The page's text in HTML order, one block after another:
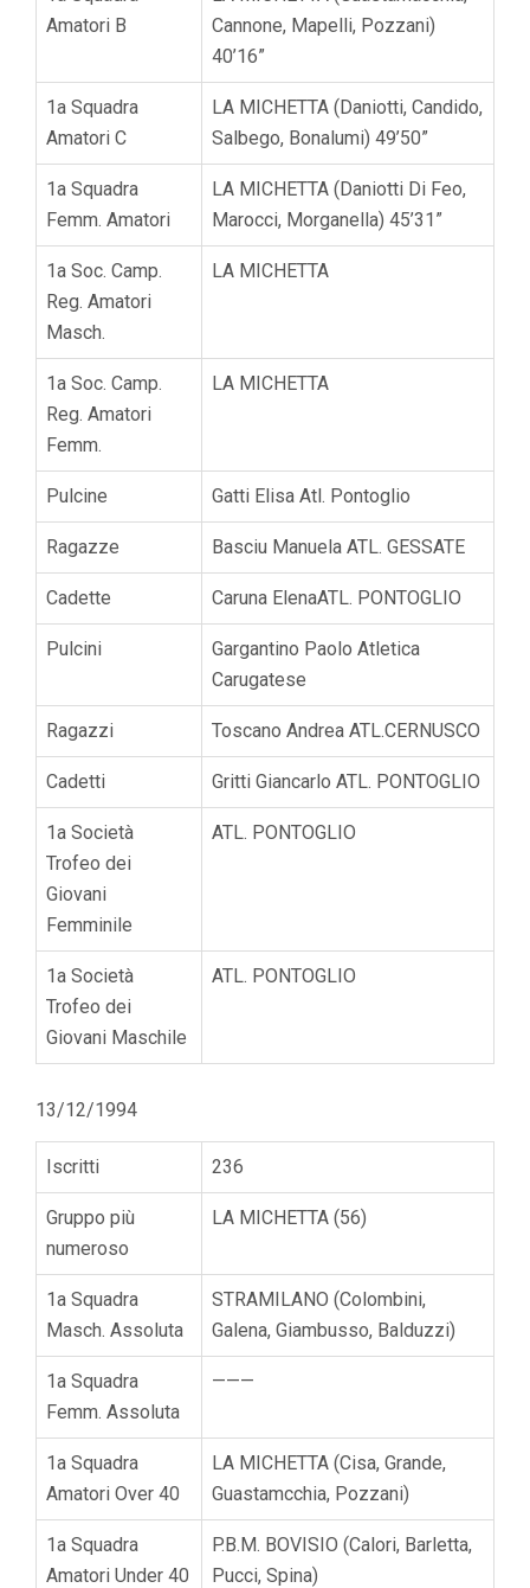
Amatori B
Cannone, Mapelli, Pozzani)
40’16”
1a Squadra
Amatori C
LA MICHETTA (Daniotti, Candido,
Salbego, Bonalumi) 49’50”
1a Squadra
Femm. Amatori
LA MICHETTA (Daniotti Di Feo,
Marocci, Morganella) 45’31”
1a Soc. Camp.
Reg. Amatori
Masch.
LA MICHETTA
1a Soc. Camp.
Reg. Amatori
Femm.
LA MICHETTA
Pulcine Gatti Elisa Atl. Pontoglio
Ragazze Basciu Manuela ATL. GESSATE
Cadette Caruna ElenaATL. PONTOGLIO
Pulcini
Gargantino Paolo Atletica
Carugatese
Ragazzi Toscano Andrea ATL.CERNUSCO
Cadetti Gritti Giancarlo ATL. PONTOGLIO
1a Società
Trofeo dei
Giovani
Femminile
ATL. PONTOGLIO
1a Società
Trofeo dei
Giovani Maschile
ATL. PONTOGLIO
13/12/1994
Iscritti 236
Gruppo più
numeroso
LA MICHETTA (56)
1a Squadra
Masch. Assoluta
STRAMILANO (Colombini,
Galena, Giambusso, Balduzzi)
1a Squadra
Femm. Assoluta
———
1a Squadra
Amatori Over 40
LA MICHETTA (Cisa, Grande,
Guastamcchia, Pozzani)
1a Squadra
Amatori Under 40
P.B.M. BOVISIO (Calori, Barletta,
Pucci, Spina)